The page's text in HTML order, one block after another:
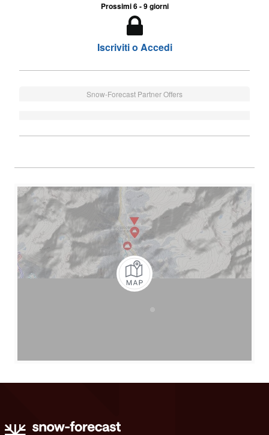
Prossimi 6 - 9 giorni
Iscriviti o Accedi
Snow-Forecast Partner Offers